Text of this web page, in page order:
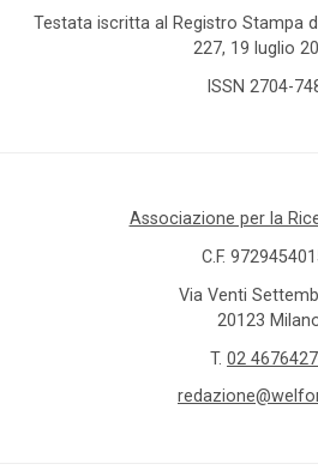
Testata iscritta al Registro Stampa
227, 19 luglio
ISSN 2704-
Associazione per la
C.F.
Via Venti
20123
T. 02